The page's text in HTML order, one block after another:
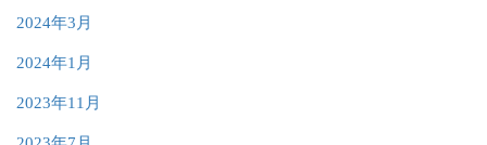
2024年3月
2024年1月
2023年11月